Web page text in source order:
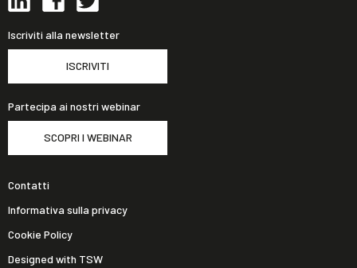
Iscriviti alla newsletter
ISCRIVITI
Partecipa ai nostri webinar
SCOPRI I WEBINAR
Contatti
Informativa sulla privacy
Cookie Policy
Designed with TSW